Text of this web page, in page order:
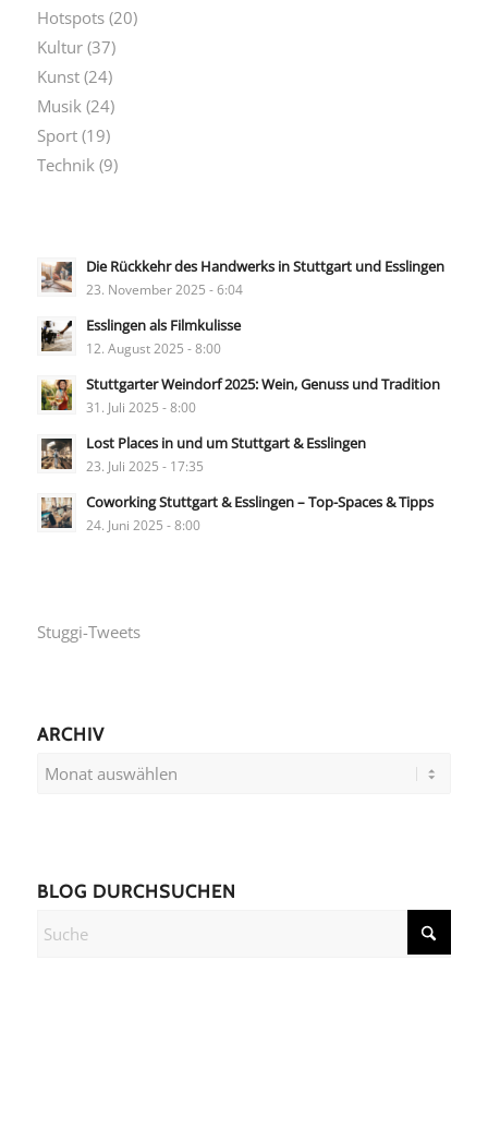
Hotspots(20)
Kultur(37)
Kunst(24)
Musik (24)
Sport(19)
Technik (9)
Die Rückkehr des Handwerks in Stuttgart und Esslingen
23. November 2025 - 6:04
Esslingen als Filmkulisse
12. August 2025 - 8:00
Stuttgarter Weindorf 2025: Wein, Genuss und Tradition
31. Juli 2025 - 8:00
Lost Places in und um Stuttgart & Esslingen
23. Juli 2025 - 17:35
Coworking Stuttgart & Esslingen – Top-Spaces & Tipps
24. Juni 2025 - 8:00
Stuggi-Tweets
ARCHIV
BLOG DURCHSUCHEN